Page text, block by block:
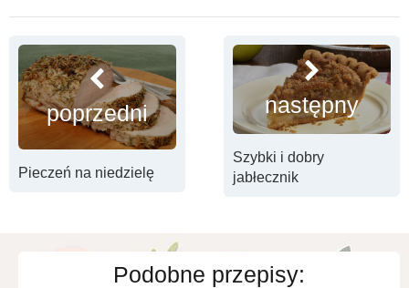
poprzedni
Pieczeń na niedzielę
następny
Szybki i dobry
jabłecznik
Podobne przepisy: